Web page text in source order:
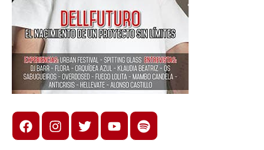
FacebookInstagram
X youtubespotify